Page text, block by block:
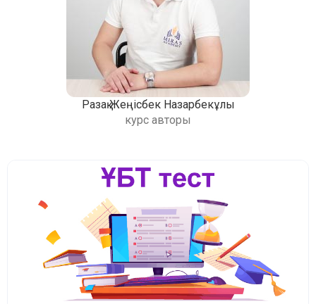
Разақ Жеңісбек Назарбекұлы
курс авторы